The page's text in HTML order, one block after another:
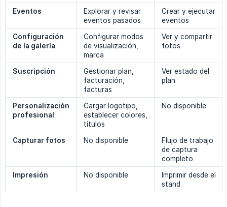
Eventos
Explorar y revisar
eventos pasados ​​
Crear y ejecutar
eventos
Configuración
de la galería
Configurar modos
de visualización,
marca
Ver y compartir
fotos
Suscripción
Gestionar plan,
facturación,
facturas
Ver estado del
plan
Personalización
profesional
Cargar logotipo,
establecer colores,
títulos
No disponible
Capturar fotos No disponible
Flujo de trabajo
de captura
completo
Impresión
No disponible
Imprimir desde el
stand